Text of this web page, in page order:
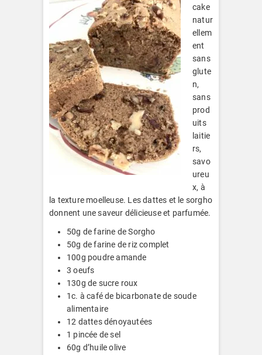
cake
natur
ellem
ent
sans
glute
n,
sans
prod
uits
laitie
rs,
savo
ureu
x, à
la texture moelleuse. Les dattes et le sorgho
donnent une saveur délicieuse et parfumée.
50g de farine de Sorgho
50g de farine de riz complet
100g poudre amande
3 oeufs
130g de sucre roux
1c. à café de bicarbonate de soude
alimentaire
12 dattes dénoyautées
1 pincée de sel
60g d’huile olive